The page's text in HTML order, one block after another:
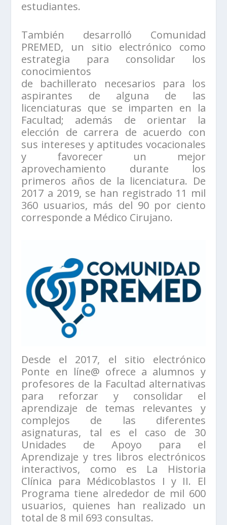
estudiantes.
También desarrolló Comunidad
PREMED, un sitio electrónico como
estrategia para consolidar los
conocimientos
de bachillerato necesarios para los
aspirantes de alguna de las
licenciaturas que se imparten en la
Facultad; además de orientar la
elección de carrera de acuerdo con
sus intereses y aptitudes vocacionales
y favorecer un mejor
aprovechamiento durante los
primeros años de la licenciatura. De
2017 a 2019, se han registrado 11 mil
360 usuarios, más del 90 por ciento
corresponde a Médico Cirujano.
Desde el 2017, el sitio electrónico
Ponte en líne@ ofrece a alumnos y
profesores de la Facultad alternativas
para reforzar y consolidar el
aprendizaje de temas relevantes y
complejos de las diferentes
asignaturas, tal es el caso de 30
Unidades de Apoyo para el
Aprendizaje y tres libros electrónicos
interactivos, como es La Historia
Clínica para Médicoblastos I y II. El
Programa tiene alrededor de mil 600
usuarios, quienes han realizado un
total de 8 mil 693 consultas.